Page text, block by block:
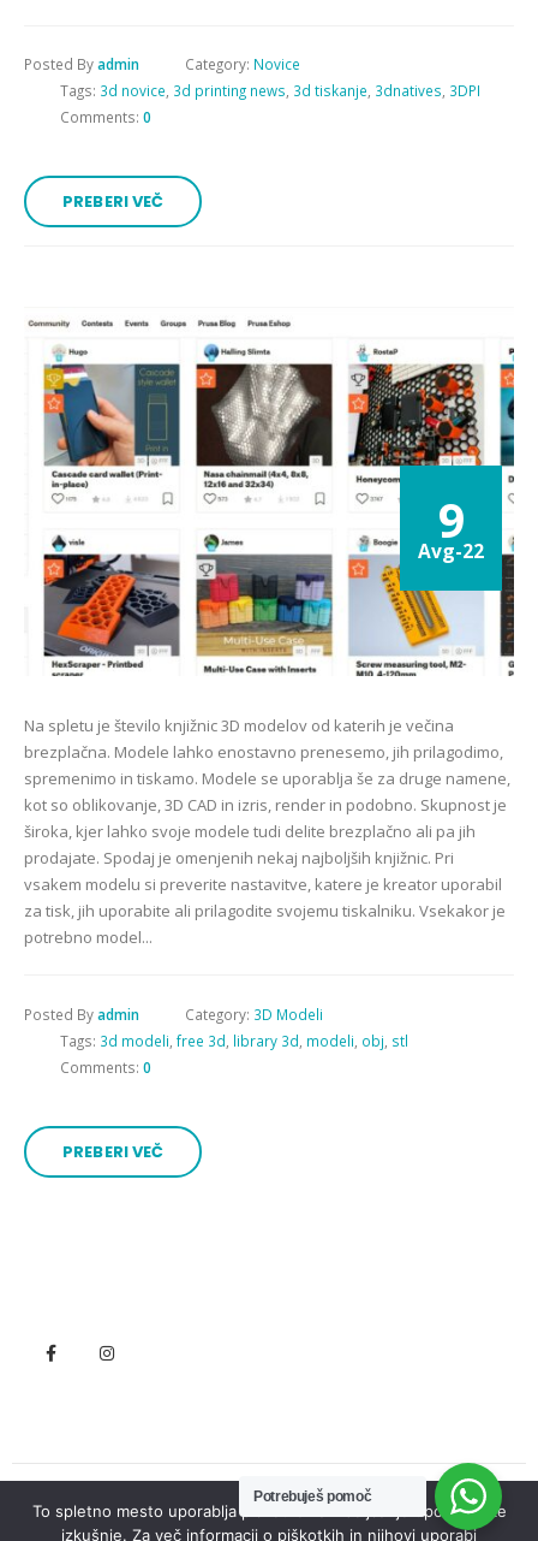
Posted Byadmin Category: Novice
Tags: 3d novice, 3d printing news, 3d tiskanje, 3dnatives, 3DPI
Comments: 0
PREBERI VEČ
9
Avg-22
Na spletu je število knjižnic 3D modelov od katerih je večina
brezplačna. Modele lahko enostavno prenesemo, jih prilagodimo,
spremenimo in tiskamo. Modele se uporablja še za druge namene,
kot so oblikovanje, 3D CAD in izris, render in podobno. Skupnost je
široka, kjer lahko svoje modele tudi delite brezplačno ali pa jih
prodajate. Spodaj je omenjenih nekaj najboljših knjižnic. Pri
vsakem modelu si preverite nastavitve, katere je kreator uporabil
za tisk, jih uporabite ali prilagodite svojemu tiskalniku. Vsekakor je
potrebno model...
Posted Byadmin Category: 3D Modeli
Tags: 3d modeli free 3d library 3d modeli obj stl
Comments: 0
PREBERI VEČ
© Seneko. 2022. All Rights Reserved
Potrebuješ pomoč
To spletno mesto uporablja piškotke za izboljšanje uporabniške
izkušnje. Za več informacij o piškotkih in njihovi uporabi